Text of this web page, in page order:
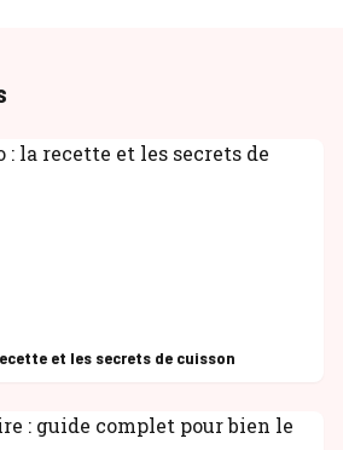
et les secrets de cuisson